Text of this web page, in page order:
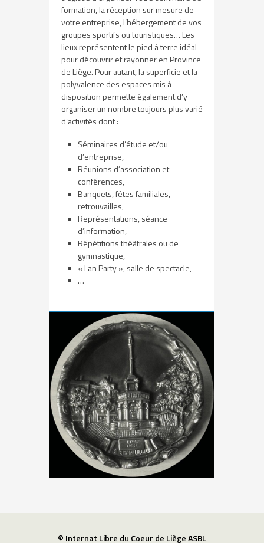
formation, la réception sur mesure de
votre entreprise, l’hébergement de vos
groupes sportifs ou touristiques… Les
lieux représentent le pied à terre idéal
pour découvrir et rayonner en Province
de Liège. Pour autant, la superficie et la
polyvalence des espaces mis à
disposition permette également d’y
organiser un nombre toujours plus varié
d’activités dont :
Séminaires d’étude et/ou
d’entreprise,
Réunions d’association et
conférences,
Banquets, fêtes familiales,
retrouvailles,
Représentations, séance
d’information,
Répétitions théâtrales ou de
gymnastique,
« Lan Party », salle de spectacle,
…
© Internat Libre du Coeur de Liège ASBL